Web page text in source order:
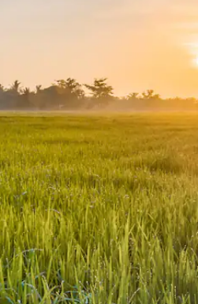
omhoog en omlaag, óf door te